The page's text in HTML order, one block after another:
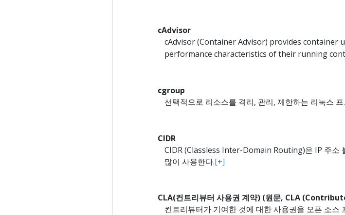
cAdvisor
cAdvisor (Container Advisor) provides container
performance characteristics of their running
cgroup
선택적으로 리소스를 격리, 관리, 제한하는 리눅스
CIDR
CIDR (Classless Inter-Domain Routing)은 IP 주소
많이 사용한다.[+]
CLA(컨트리뷰터 사용권 계약) (원문, CLA
컨트리뷰터가 기여한 것에 대한 사용권을 오픈 소스